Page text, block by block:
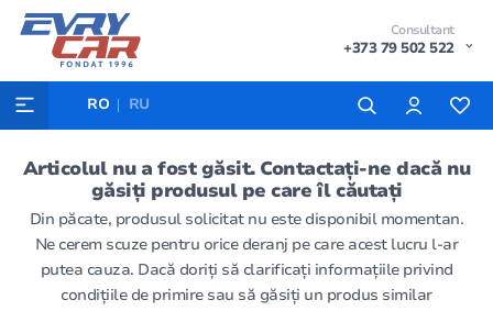
Consultant
+373 79 502 522
RO RU
Articolul nu a fost găsit. Contactați-ne dacă nu
găsiți produsul pe care îl căutați
Din păcate, produsul solicitat nu este disponibil momentan.
Ne cerem scuze pentru orice deranj pe care acest lucru l-ar
putea cauza. Dacă doriți să clarificați informațiile privind
condițiile de primire sau să găsiți un produs similar